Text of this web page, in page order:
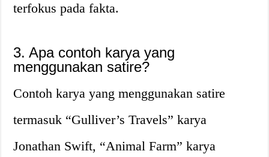
terfokus pada fakta.
3. Apa contoh karya yang
menggunakan satire?
Contoh karya yang menggunakan satire
termasuk “Gulliver’s Travels” karya
Jonathan Swift, “Animal Farm” karya